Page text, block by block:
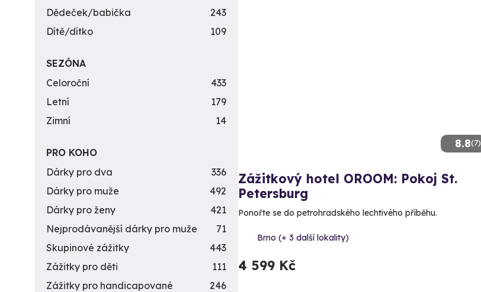
8.8(7)
Zážitkový hotel OROOM: Pokoj St.
Petersburg
Ponořte se do petrohradského lechtivého příběhu.
Brno (+ 3 další lokality)
4 599 Kč
Dědeček/babička
243
Dítě/dítko
109
SEZÓNA
Celoroční
433
Letní
179
Zimní
14
PRO KOHO
Dárky pro dva
336
Dárky pro muže
492
Dárky pro ženy
421
Nejprodávanější dárky pro muže
71
Skupinové zážitky
443
Zážitky pro děti
111
Zážitky pro handicapované
246